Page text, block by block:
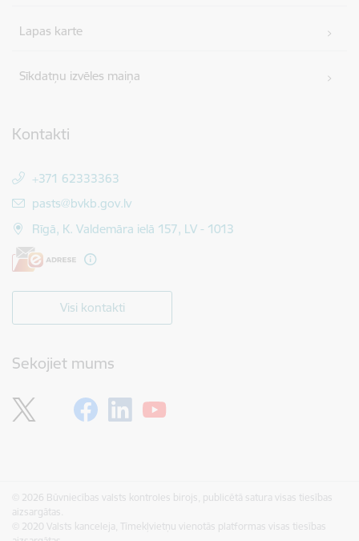
Lapas karte
Sīkdatņu izvēles maiņa
Kontakti
+371 62333363
E-pasts:
pasts@bvkb.gov.lv
Rīgā, K. Valdemāra ielā 157, LV - 1013
Visi kontakti
Sekojiet mums
© 2026 Būvniecības valsts kontroles birojs, publicētā satura visas tiesības
aizsargātas.
© 2020 Valsts kanceleja, Tīmekļvietņu vienotās platformas visas tiesības